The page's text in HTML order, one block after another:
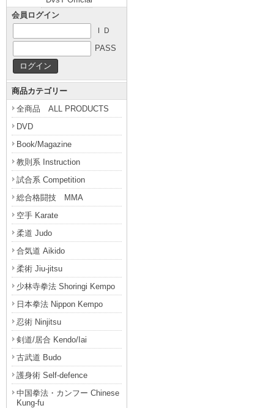
会員ログイン
ＩＤ
PASS
商品カテゴリー
全商品 ALL PRODUCTS
DVD
Book/Magazine
教則系 Instruction
試合系 Competition
総合格闘技 MMA
空手 Karate
柔道 Judo
合気道 Aikido
柔術 Jiu-jitsu
少林寺拳法 Shoringi Kempo
日本拳法 Nippon Kempo
忍術 Ninjitsu
剣道/居合 Kendo/Iai
古武道 Budo
護身術 Self-defence
中国拳法・カンフー Chinese
Kung-fu